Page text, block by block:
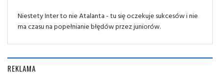
Niestety Inter to nie Atalanta - tu się oczekuje sukcesów i nie
ma czasu na popełnianie błędów przez juniorów.
REKLAMA